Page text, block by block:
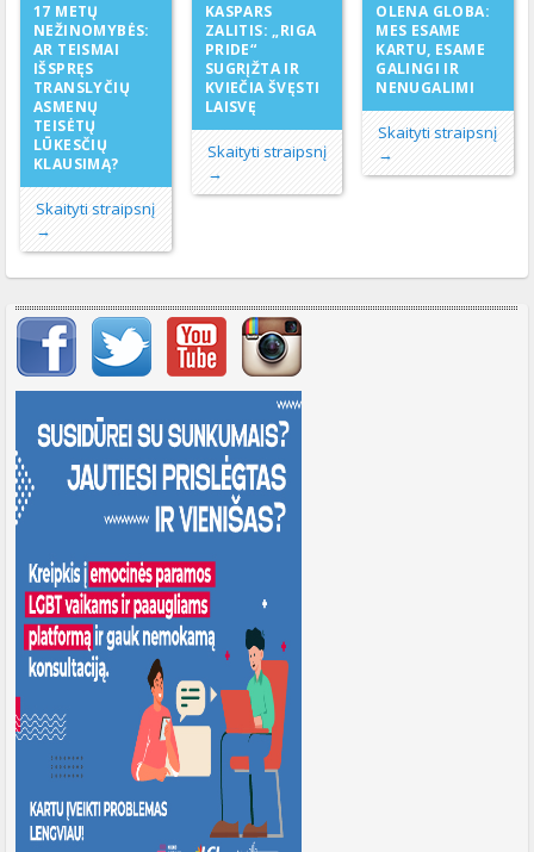
17 METŲ
NEŽINOMYBĖS:
AR TEISMAI
IŠSPRĘS
TRANSLYČIŲ
ASMENŲ
TEISĖTŲ
LŪKESČIŲ
KLAUSIMĄ?
Skaityti straipsnį
→
KASPARS
ZALITIS: „RIGA
PRIDE“
SUGRĮŽTA IR
KVIEČIA ŠVĘSTI
LAISVĘ
Skaityti straipsnį
→
OLENA GLOBA:
MES ESAME
KARTU, ESAME
GALINGI IR
NENUGALIMI
Skaityti straipsnį
→
Svarbių įrašų meniu